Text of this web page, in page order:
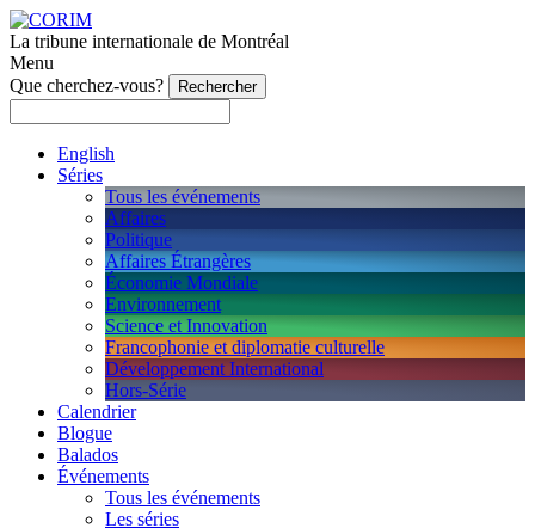
La tribune internationale de Montréal
Menu
Que cherchez-vous?
English
Séries
Tous les événements
Affaires
Politique
Affaires Étrangères
Économie Mondiale
Environnement
Science et Innovation
Francophonie et diplomatie culturelle
Développement International
Hors-Série
Calendrier
Blogue
Balados
Événements
Tous les événements
Les séries